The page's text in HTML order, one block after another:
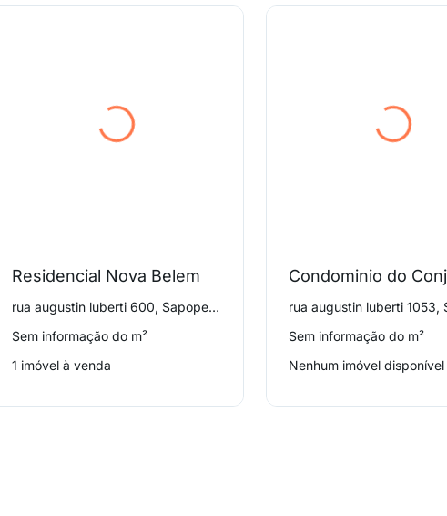
Residencial Nova Belem
rua augustin luberti 600, Sapopemba
Sem informação do m²
1 imóvel à venda
Sem informação do m²
Nenhum imóvel disponível